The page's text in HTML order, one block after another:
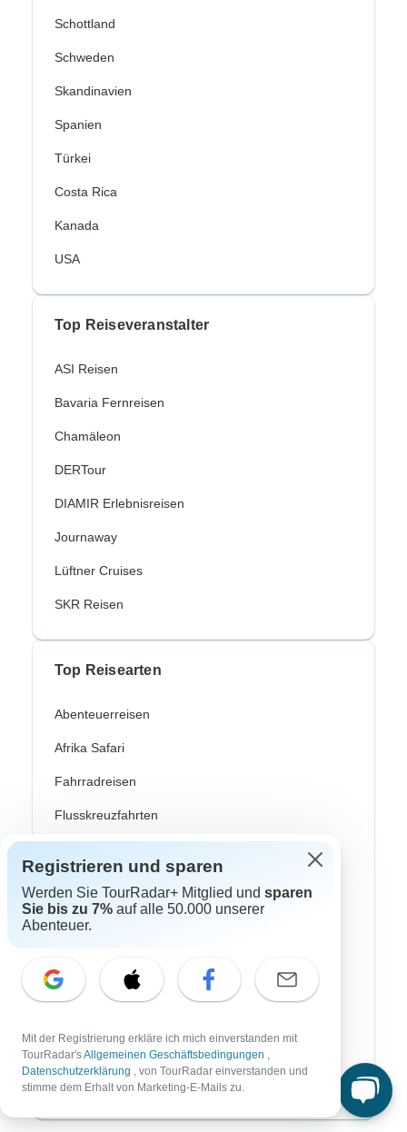
Schottland
Schweden
Skandinavien
Spanien
Türkei
Costa Rica
Kanada
USA
Top Reiseveranstalter
ASI Reisen
Bavaria Fernreisen
Chamäleon
DERTour
DIAMIR Erlebnisreisen
Journaway
Lüftner Cruises
SKR Reisen
Top Reisearten
Abenteuerreisen
Afrika Safari
Fahrradreisen
Flusskreuzfahrten
Kulturreisen
Zugreisen
Familienreisen
Private Rundreisen
Registrieren und sparen
Werden Sie TourRadar+ Mitglied und sparen
Sie bis zu 7% auf alle 50.000 unserer
Abenteuer.
Mit der Registrierung erkläre ich mich einverstanden mit
TourRadar'sAllgemeinen Geschäftsbedingungen ,
Datenschutzerklärung , von TourRadar einverstanden und
stimme dem Erhalt von Marketing-E-Mails zu.